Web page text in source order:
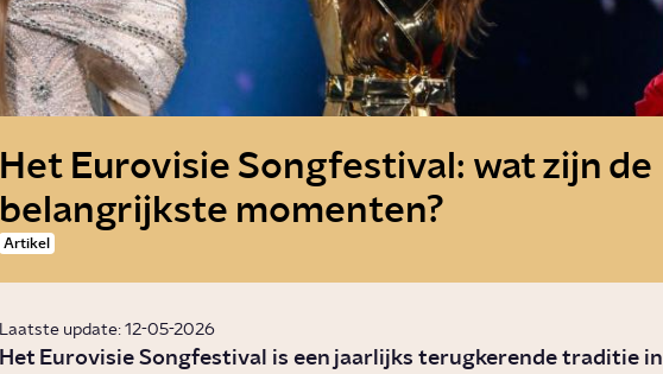
Het Eurovisie Songfestival: wat zijn de
belangrijkste momenten?
Artikel
Laatste update: 12-05-2026
Het Eurovisie Songfestival is een jaarlijks terugkerende traditie in